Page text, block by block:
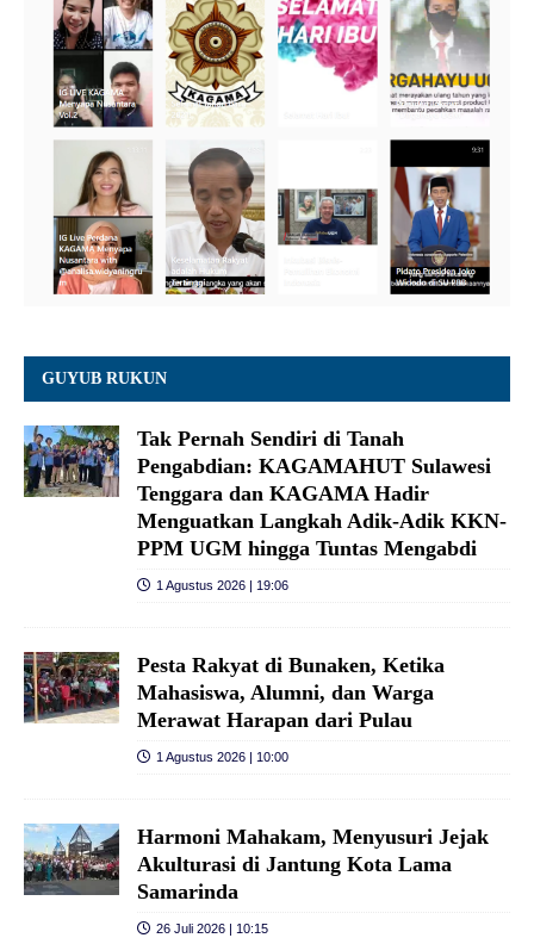
GUYUB RUKUN
Tak Pernah Sendiri di Tanah
Pengabdian: KAGAMAHUT Sulawesi
Tenggara dan KAGAMA Hadir
Menguatkan Langkah Adik-Adik KKN-
PPM UGM hingga Tuntas Mengabdi
1 Agustus 2026 | 19:06
Pesta Rakyat di Bunaken, Ketika
Mahasiswa, Alumni, dan Warga
Merawat Harapan dari Pulau
1 Agustus 2026 | 10:00
Harmoni Mahakam, Menyusuri Jejak
Akulturasi di Jantung Kota Lama
Samarinda
26 Juli 2026 | 10:15